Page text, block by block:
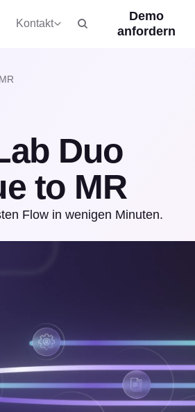
Kontakt
Demo
anfordern
Duo
to MR
Flow in wenigen Minuten.